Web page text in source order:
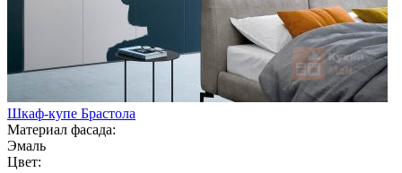
Шкаф-купе Брастола
Материал фасада:
Эмаль
Цвет: